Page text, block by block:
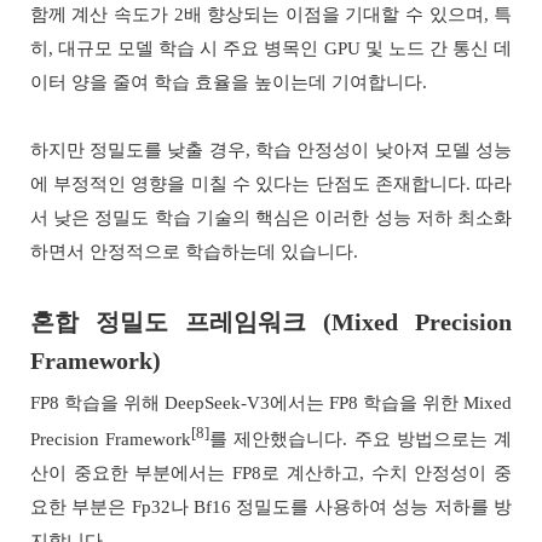
함께 계산 속도가 2배 향상되는 이점을 기대할 수 있으며, 특
히, 대규모 모델 학습 시 주요 병목인 GPU 및 노드 간 통신 데
이터 양을 줄여 학습 효율을 높이는데 기여합니다.
하지만 정밀도를 낮출 경우, 학습 안정성이 낮아져 모델 성능
에 부정적인 영향을 미칠 수 있다는 단점도 존재합니다. 따라
서 낮은 정밀도 학습 기술의 핵심은 이러한 성능 저하 최소화
하면서 안정적으로 학습하는데 있습니다.
혼합 정밀도 프레임워크 (Mixed Precision
Framework)
FP8 학습을 위해 DeepSeek-V3에서는 FP8 학습을 위한 Mixed
Precision Framework[8]를 제안했습니다. 주요 방법으로는 계
산이 중요한 부분에서는 FP8로 계산하고, 수치 안정성이 중
요한 부분은 Fp32나 Bf16 정밀도를 사용하여 성능 저하를 방